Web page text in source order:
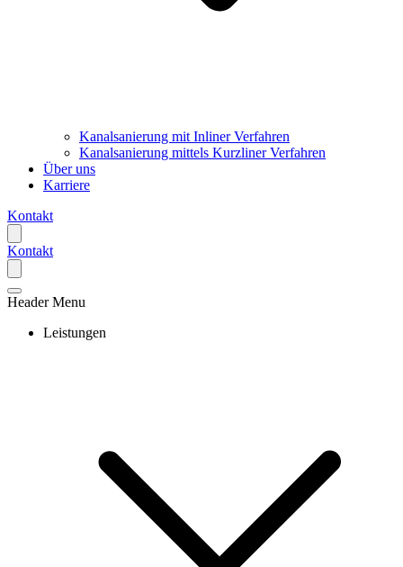
Kanalsanierung mit Inliner Verfahren
Kanalsanierung mittels Kurzliner Verfahren
Über uns
Karriere
Kontakt
Kontakt
Header Menu
Leistungen